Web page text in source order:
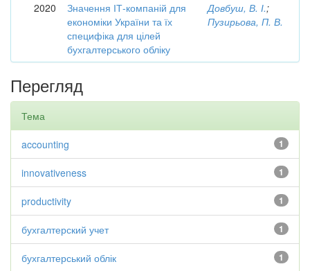
2020
Значення ІТ-компаній для
економіки України та їх
специфіка для цілей
бухгалтерського обліку
Довбуш, В. І.;
Пузирьова, П. В.
Перегляд
Тема
1
accounting
1
innovativeness
1
productivity
1
бухгалтерский учет
1
бухгалтерський облік